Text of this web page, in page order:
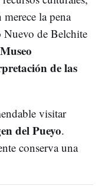
la pena
de Belchite
Museo
de las
visitar
del Pueyo.
conserva una